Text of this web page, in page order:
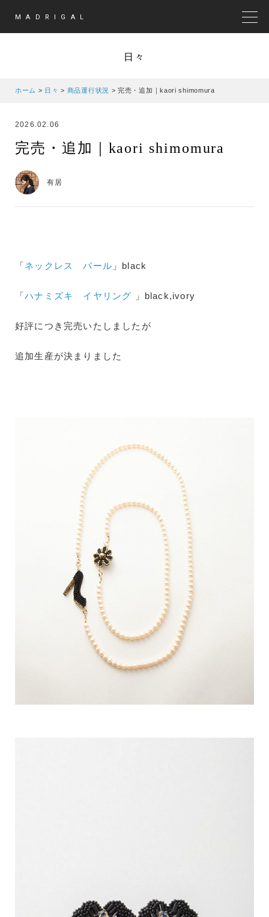
MADRIGAL
日々
ホーム > 日々 > 商品運行状況 >完売・追加｜kaori shimomura
2026.02.06
完売・追加｜kaori shimomura
有居
「ネックレス パール 」black
「ハナミズキ イヤリング 」black,ivory
好評につき完売いたしましたが
追加生産が決まりました